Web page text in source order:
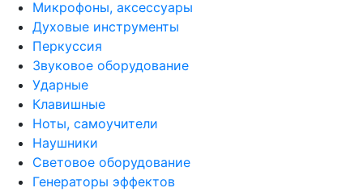
Микрофоны, аксессуары
Духовые инструменты
Перкуссия
Звуковое оборудование
Ударные
Клавишные
Ноты, самоучители
Наушники
Световое оборудование
Генераторы эффектов